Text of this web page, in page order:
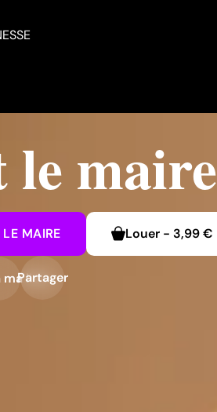
le maire
MAIRE Louer- 3,99 €
ma liste
Partager